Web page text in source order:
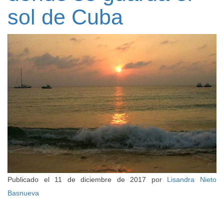
sol de Cuba
Publicado el 11 de diciembre de 2017 por
Lisandra Nieto
Basnueva